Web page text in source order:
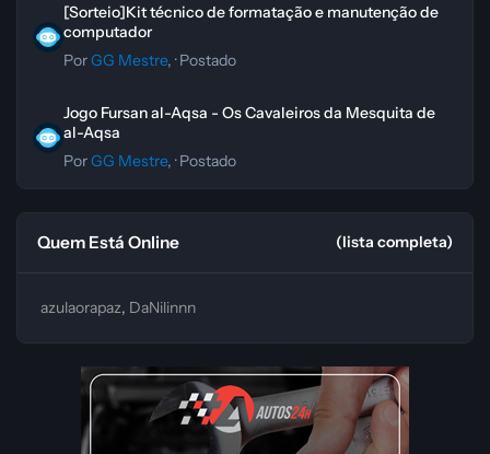
[Sorteio]Kit técnico de formatação e manutenção de
computador
PorGG Mestre, ·Postado
Jogo Fursan al-Aqsa - Os Cavaleiros da Mesquita de
al-Aqsa
PorGG Mestre, ·Postado
Quem Está Online (lista completa)
azulaorapaz DaNilinnn